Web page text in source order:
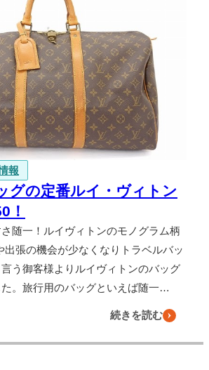
報
グの定番ルイ・ヴィトン
！
随一！ルイヴィトンのモノグラム柄
出張の機会が少なくなりトラベルバッ
う御客様よりルイヴィトンのバッグ
。旅行用のバッグといえば随一…
続きを読む